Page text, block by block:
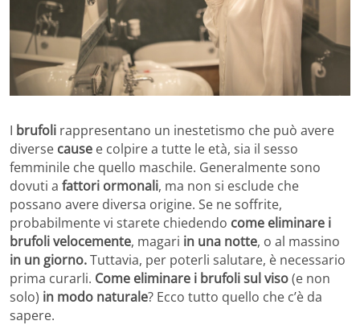
I brufoli rappresentano un inestetismo che può avere
diverse cause e colpire a tutte le età, sia il sesso
femminile che quello maschile. Generalmente sono
dovuti a fattori ormonali, ma non si esclude che
possano avere diversa origine. Se ne soffrite,
probabilmente vi starete chiedendo come eliminare i
brufoli velocemente, magari in una notte, o al massino
in un giorno.Tuttavia, per poterli salutare, è necessario
prima curarli. Come eliminare i brufoli sul viso(e non
solo) in modo naturale? Ecco tutto quello che c’è da
sapere.